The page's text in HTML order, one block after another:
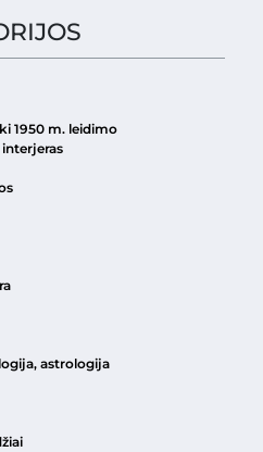
1950 m. leidimo
astrologija